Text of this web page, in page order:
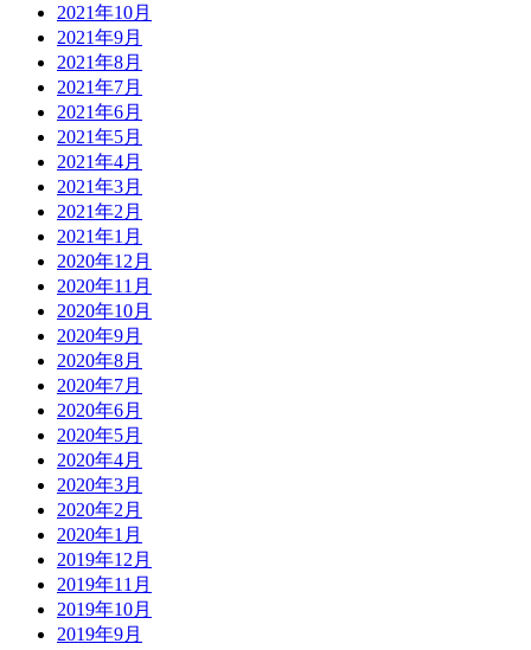
2021年10月
2021年9月
2021年8月
2021年7月
2021年6月
2021年5月
2021年4月
2021年3月
2021年2月
2021年1月
2020年12月
2020年11月
2020年10月
2020年9月
2020年8月
2020年7月
2020年6月
2020年5月
2020年4月
2020年3月
2020年2月
2020年1月
2019年12月
2019年11月
2019年10月
2019年9月